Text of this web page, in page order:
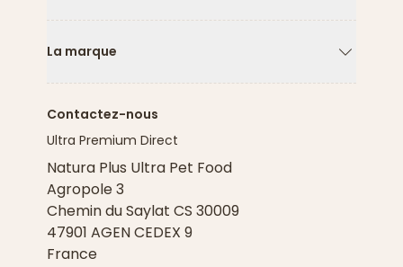
La marque
Contactez-nous
Ultra Premium Direct
Natura Plus Ultra Pet Food
Agropole 3
Chemin du Saylat CS 30009
47901 AGEN CEDEX 9
France